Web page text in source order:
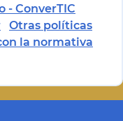
- ConverTIC
Otras políticas
la normativa